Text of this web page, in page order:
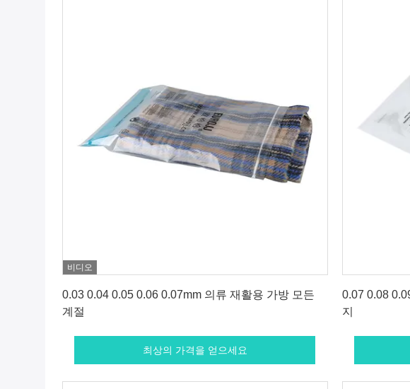
비디오
0.03 0.04 0.05 0.06 0.07mm 의류 재활용 가방 모든
계절
최상의 가격을 얻으세요
0.07 0.08
지